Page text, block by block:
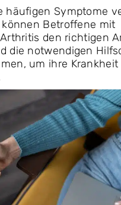
häufigen Symptome
Betroffene mit
den richtigen
die notwendigen
um ihre Krankheit